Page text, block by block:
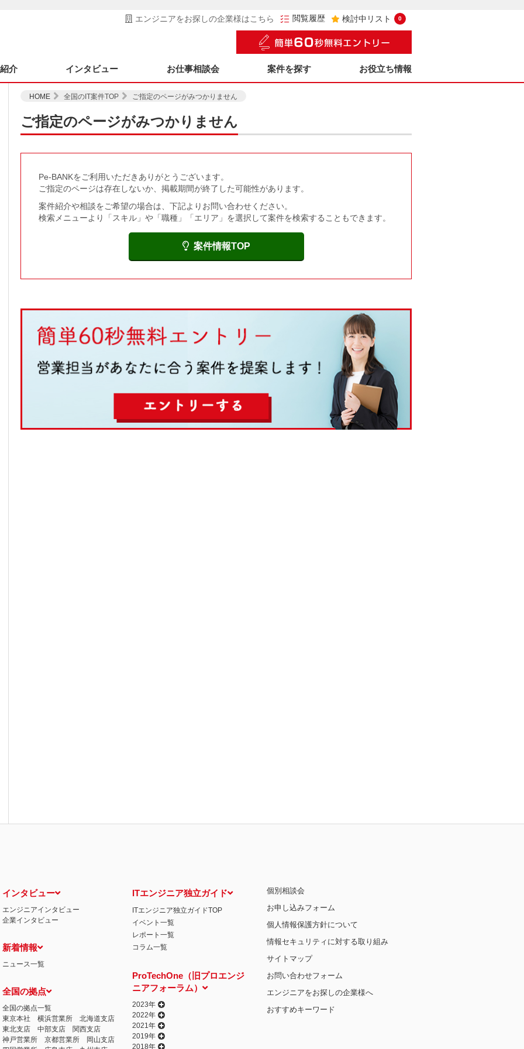
エンジニアをお探しの企業様はこちら 閲覧履歴 検討中リスト 0
介 インタビュー お仕事相談会 案件を探す お役立ち情報
HOME 全国のIT案件TOP ご指定のページがみつかりません
ご指定のページがみつかりません
Pe-BANKをご利用いただきありがとうございます。
ご指定のページは存在しないか、掲載期間が終了した可能性があります。
案件紹介や相談をご希望の場合は、下記よりお問い合わせください。
検索メニューより「スキル」や「職種」「エリア」を選択して案件を検索することもできます。
案件情報TOP
インタビュー
エンジニアインタビュー
企業インタビュー
新着情報
ニュース一覧
全国の拠点
全国の拠点一覧
東京本社
横浜営業所
北海道支店
東北支店
中部支店
関西支店
神戸営業所
京都営業所
岡山支店
ITエンジニア独立ガイド
ITエンジニア独立ガイドTOP
イベント一覧
レポート一覧
コラム一覧
ProTechOne（旧プロエンジ
ニアフォーラム）
2023年
2022年
2021年
2019年
2018年
個別相談会
お申し込みフォーム
個人情報保護方針について
情報セキュリティに対する取り組み
サイトマップ
お問い合わせフォーム
エンジニアをお探しの企業様へ
おすすめキーワード